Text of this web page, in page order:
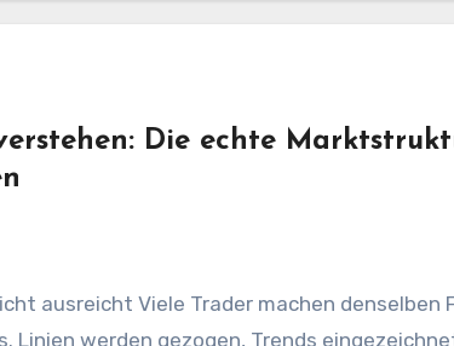
Die echte
ausreicht Viele Trader machen denselben
Linien werden gezogen, Trends